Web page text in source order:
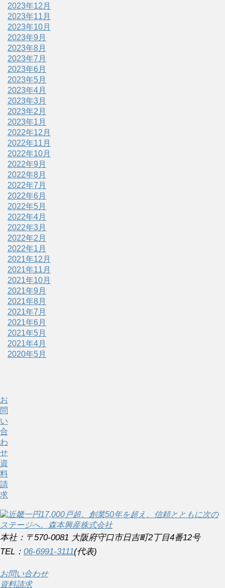
2023年12月
2023年11月
2023年10月
2023年9月
2023年8月
2023年7月
2023年6月
2023年5月
2023年4月
2023年3月
2023年2月
2023年1月
2022年12月
2022年11月
2022年10月
2022年9月
2022年8月
2022年7月
2022年6月
2022年5月
2022年4月
2022年3月
2022年2月
2022年1月
2021年12月
2021年11月
2021年10月
2021年9月
2021年8月
2021年7月
2021年6月
2021年5月
2021年4月
2020年5月
お
問
い
合
わ
せ
資
料
請
求
本社：〒570-0081 大阪府守口市日吉町2丁目4番12号
TEL： 06-6991-3111(代表)
お問い合わせ
資料請求